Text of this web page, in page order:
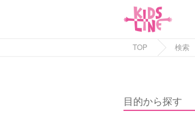
TOP 検索
目的から探す